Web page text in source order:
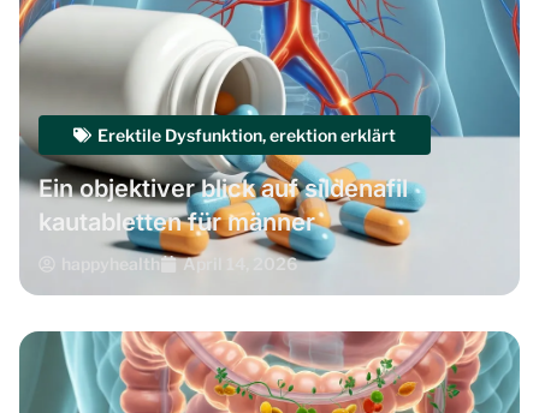
Erektile Dysfunktion,erektion erklärt
Ein objektiver blick auf sildenafil
kautabletten für männer
happyhealth April 14, 2026